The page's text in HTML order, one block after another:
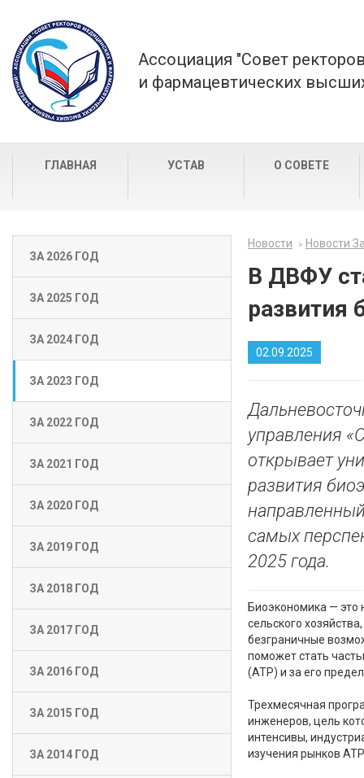
Ассоциация "Совет
и фармацевтических
ГЛАВНАЯ УСТАВ О СОВЕТЕ
ЗА 2026 ГОД
ЗА 2025 ГОД
ЗА 2024 ГОД
ЗА 2023 ГОД
ЗА 2022 ГОД
ЗА 2021 ГОД
ЗА 2020 ГОД
ЗА 2019 ГОД
ЗА 2018 ГОД
ЗА 2017 ГОД
ЗА 2016 ГОД
ЗА 2015 ГОД
ЗА 2014 ГОД
Новости Новости
В ДВФУ
развития
02.09.2025
управления
открывает
развития
самых
2025 года.
Биоэкономика — это
сельского
безграничные
поможет стать
(АТР) и за его
Трехмесячная
инженеров, цель
интенсивы,
изучения рынков